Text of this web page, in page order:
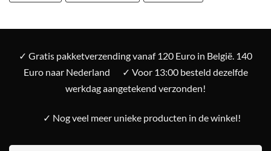
✓ Gratis pakketverzending vanaf 120 Euro in België. 140
Euro naar Nederland
✓ Voor 13:00 besteld dezelfde
werkdag aangetekend verzonden!
✓ Nog veel meer unieke producten in de winkel!